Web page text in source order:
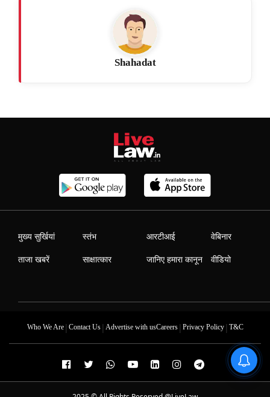
Shahadat
मुख्य सुर्खियां
ताजा खबरें
स्तंभ
साक्षात्कार
आरटीआई
जानिए हमारा कानून
वेबिनार
वीडियो
Who We Are| Contact Us| Advertise with usCareers| Privacy Policy| T&C